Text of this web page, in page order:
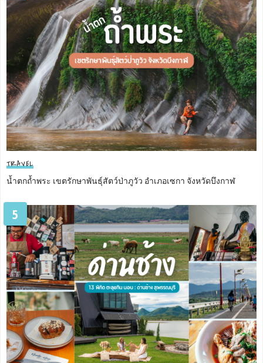
TRAVEL
น้ำตกถ้ำพระ เขตรักษาพันธุ์สัตว์ป่าภูวัว อำเภอเซกา จังหวัดบึงกาฬ
5